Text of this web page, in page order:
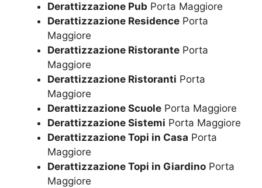
Derattizzazione Pub Porta Maggiore
Derattizzazione Residence Porta
Maggiore
Derattizzazione Ristorante Porta
Maggiore
Derattizzazione Ristoranti Porta
Maggiore
Derattizzazione Scuole Porta Maggiore
Derattizzazione Sistemi Porta Maggiore
Derattizzazione Topi in Casa Porta
Maggiore
Derattizzazione Topi in Giardino Porta
Maggiore